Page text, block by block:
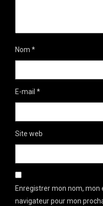
Nom *
E-mail *
Site web
Enregistrer mon nom, mon
navigateur pour mon